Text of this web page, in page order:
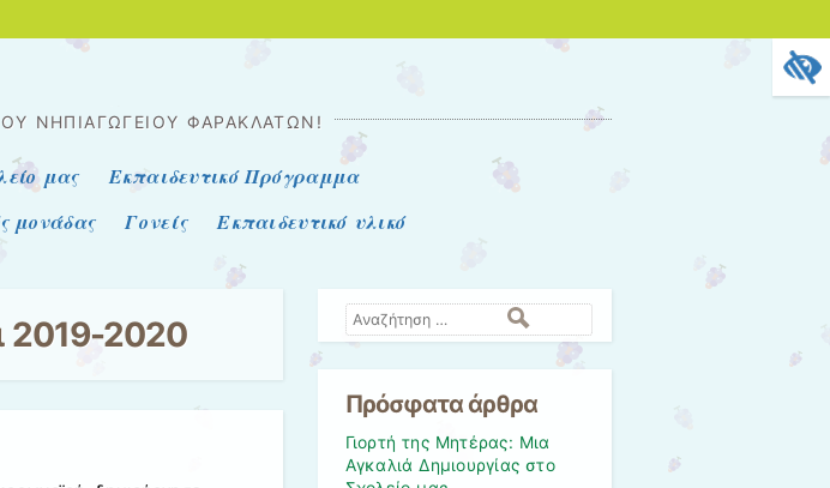
ΝΗΠΙΑΓΩΓΕΊΟΥ ΦΑΡΑΚΛΆΤΩΝ!
μας
Εκπαιδευτικό Πρόγραμμα
μονάδας
Γονείς Εκπαιδευτικό υλικό
2019-2020 Αναζήτηση
Πρόσφατα άρθρα
Γιορτή της Μητέρας: Μια
Αγκαλιά Δημιουργίας στο